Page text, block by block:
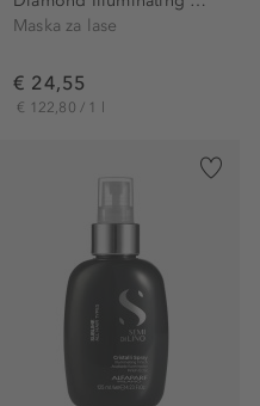
Maska za lase
€ 24,55
€ 122,80 / 1 l